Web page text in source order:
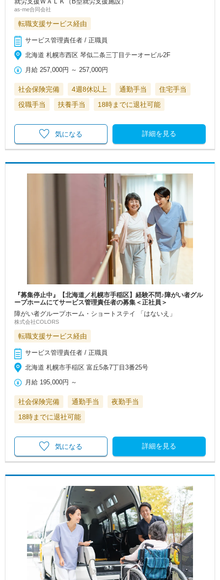
as-me合同会社
転職支援サービス経由
サービス管理責任者 / 正職員
北海道 札幌市西区 琴似二条三丁目テーオービル2F
月給 257,000円 ～257,000円
社会保険完備 4週8休以上 通勤手当
住宅手当
役職手当
扶養手当 18時までに退社可能
詳細を見る
気になる
『募集停止中』【北海道／札幌市手稲区】経験不問♪障がい者グル
ープホームにてサービス管理責任者の募集＜正社員＞
障がい者グループホーム・ショートステイ 「はないえ」
株式会社COLORS
転職支援サービス経由
サービス管理責任者 / 正職員
北海道 札幌市手稲区 富丘5条7丁目3番25号
月給 195,000円 ～
社会保険完備 通勤手当
夜勤手当
18時までに退社可能
詳細を見る
気になる